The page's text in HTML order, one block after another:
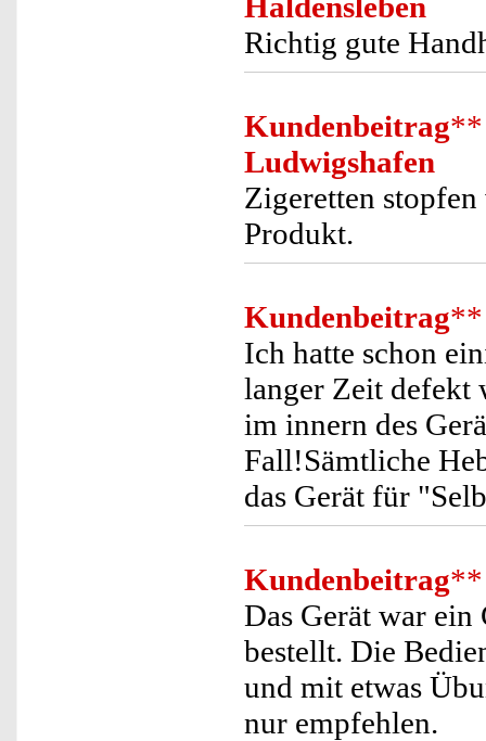
Richtig gute
Kundenbeitrag**
Ludwigshafen
Zigeretten
Produkt.
Kundenbeitrag**
Ich hatte schon
langer Zeit defekt
im innern des
Fall!Sämtliche
das Gerät für
Kundenbeitrag**
Das Gerät war ein
bestellt. Die
und mit etwas
nur empfehlen.